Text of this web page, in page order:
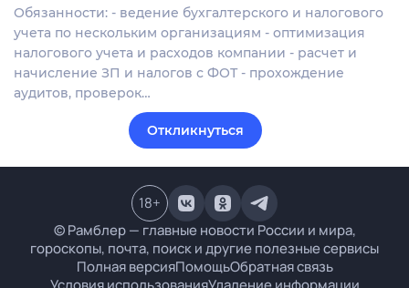
Обязанности: - ведение бухгалтерского и налогового
учета по нескольким организациям - оптимизация
налогового учета и расходов компании - расчет и
начисление ЗП и налогов с ФОТ - прохождение
аудитов, проверок…
Откликнуться
© Рамблер — главные новости России и мира,
гороскопы, почта, поиск и другие полезные сервисы
Полная версияПомощьОбратная связь
18+